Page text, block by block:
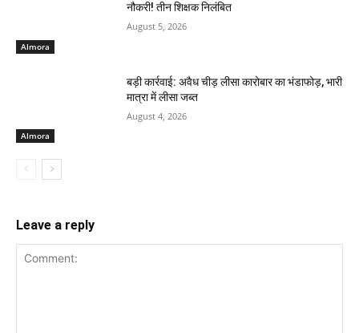
Almora
नौकरी! तीन शिक्षक निलंबित
August 5, 2026
Almora
बड़ी कार्रवाई: अवैध चीड़ लीसा कारोबार का भंडाफोड़, भारी
मात्रा में लीसा जब्त
August 4, 2026
Leave a reply